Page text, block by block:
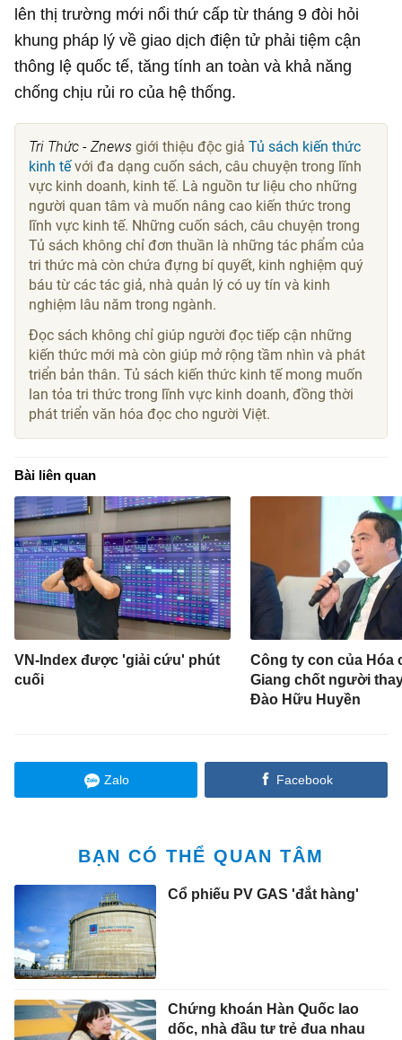
lên thị trường mới nổi thứ cấp từ tháng 9 đòi hỏi
khung pháp lý về giao dịch điện tử phải tiệm cận
thông lệ quốc tế, tăng tính an toàn và khả năng
chống chịu rủi ro của hệ thống.
Tri Thức - Znews giới thiệu độc giảTủ sách kiến thức
kinh tếvới đa dạng cuốn sách, câu chuyện trong lĩnh
vực kinh doanh, kinh tế. Là nguồn tư liệu cho những
người quan tâm và muốn nâng cao kiến thức trong
lĩnh vực kinh tế. Những cuốn sách, câu chuyện trong
Tủ sách không chỉ đơn thuần là những tác phẩm của
tri thức mà còn chứa đựng bí quyết, kinh nghiệm quý
báu từ các tác giả, nhà quản lý có uy tín và kinh
nghiệm lâu năm trong ngành.
Đọc sách không chỉ giúp người đọc tiếp cận những
kiến thức mới mà còn giúp mở rộng tầm nhìn và phát
triển bản thân. Tủ sách kiến thức kinh tế mong muốn
lan tỏa tri thức trong lĩnh vực kinh doanh, đồng thời
phát triển văn hóa đọc cho người Việt.
Bài liên quan
VN-Index được 'giải cứu' phút
cuối
Công ty con của Hóa
Giang chốt người
Đào Hữu Huyền
Zalo Facebook
BẠN CÓ THỂ QUAN TÂM
Cổ phiếu PV GAS 'đắt hàng'
Chứng khoán Hàn Quốc lao
dốc, nhà đầu tư trẻ đua nhau